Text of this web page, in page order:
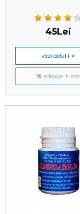
45Lei
vezi detalii
adauga in cos